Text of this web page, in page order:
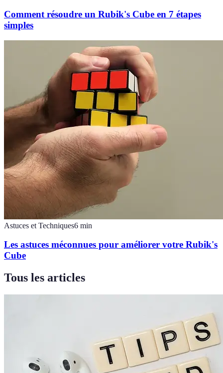
Comment résoudre un Rubik's Cube en 7 étapes
simples
Astuces et Techniques6 min
Les astuces méconnues pour améliorer votre Rubik's
Cube
Tous les articles